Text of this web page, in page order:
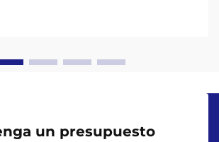
prácticas operativas sostenibles se ha
más que una tendencia: es una
un presupuesto